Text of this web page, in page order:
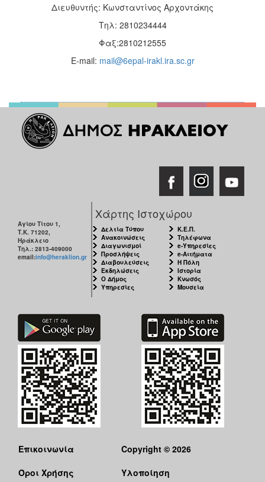
Διευθυντής: Κωνσταντίνος Αρχοντάκης
Τηλ: 2810234444
Φαξ:2810212555
E-mail: mail@6epal-irakl.ira.sc.gr
Αγίου Τίτου 1,
Τ.Κ. 71202,
Ηράκλειο
Τηλ.: 2813-409000
email:info@heraklion.gr
Χάρτης Ιστοχώρου
Δελτία Τύπου
Ανακοινώσεις
Διαγωνισμοί
Προσλήψεις
Διαβουλεύσεις
Εκδηλώσεις
Ο Δήμος
Υπηρεσίες
Κ.Ε.Π.
Τηλέφωνα
e-Υπηρεσίες
e-Αιτήματα
Η Πόλη
Ιστορία
Κνωσός
Μουσεία
Επικοινωνία
Όροι Χρήσης
Copyright © 2026
Υλοποίηση